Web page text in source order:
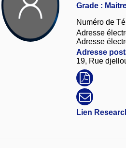
Grade :
Numéro de
Adresse
Adresse
Adresse
19, Rue
Lien